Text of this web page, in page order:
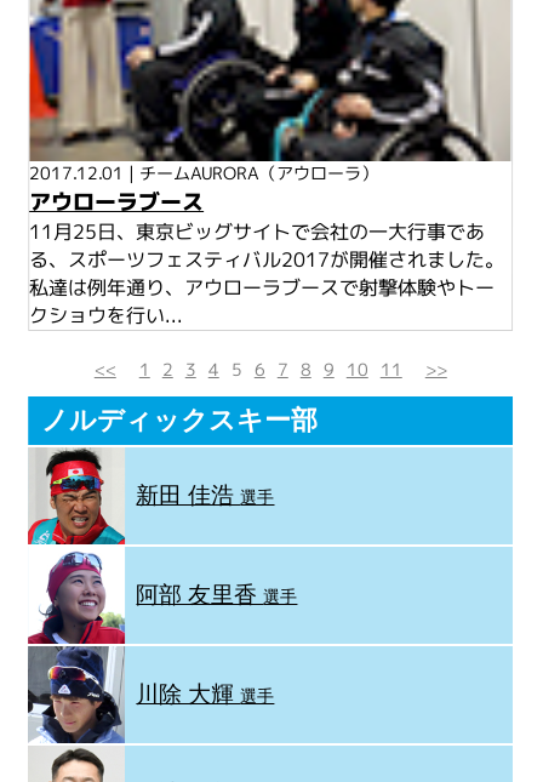
2017.12.01 | チームAURORA（アウローラ）
アウローラブース
11月25日、東京ビッグサイトで会社の一大行事であ
る、スポーツフェスティバル2017が開催されました。
私達は例年通り、アウローラブースで射撃体験やトー
クショウを行い...
<< 1 2 3 4 5 6 7 8 9 10 11 >>
ノルディックスキー部
新田 佳浩選手
阿部 友里香選手
川除 大輝選手